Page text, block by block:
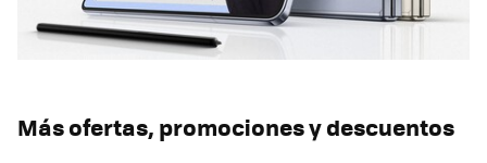
Más ofertas, promociones y descuentos